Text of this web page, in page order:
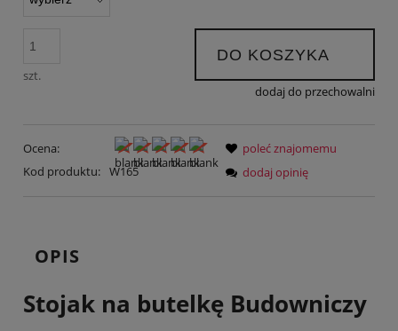
szt.
DO KOSZYKA
dodaj do przechowalni
Ocena:
Kod produktu: W165
poleć znajomemu
dodaj opinię
OPIS
Stojak na butelkę Budowniczy